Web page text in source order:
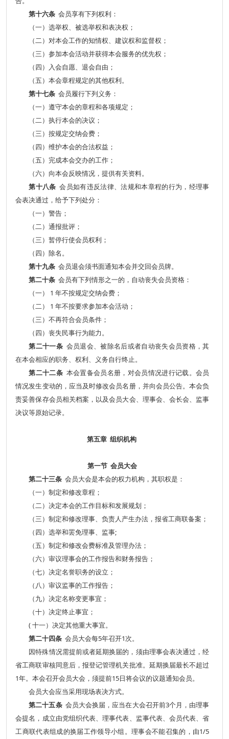
第十六条 会员享有下列权利：
（一）选举权、被选举权和表决权；
（二）对本会工作的知情权、建议权和监督权；
（三）参加本会活动并获得本会服务的优先权；
（四）入会自愿、退会自由；
（五）本会章程规定的其他权利。
第十七条 会员履行下列义务：
（一）遵守本会的章程和各项规定；
（二）执行本会的决议；
（三）按规定交纳会费；
（四）维护本会的合法权益；
（五）完成本会交办的工作；
（六）向本会反映情况，提供有关资料。
第十八条 会员如有违反法律、法规和本章程的行为，经理事
会表决通过，给予下列处分：
（一）警告；
（二）通报批评；
（三）暂停行使会员权利；
（四）除名。
第十九条 会员退会须书面通知本会并交回会员牌。
第二十条 会员有下列情形之一的，自动丧失会员资格：
（一） 1 年不按规定交纳会费；
（二） 1 年不按要求参加本会活动；
（三）不再符合会员条件；
（四）丧失民事行为能力。
第二十一条会员退会、被除名后或者自动丧失会员资格，其
在本会相应的职务、权利、义务自行终止。
第二十二条本会置备会员名册，对会员情况进行记载。会员
情况发生变动的，应当及时修改会员名册，并向会员公告。本会负
责妥善保存会员相关档案，以及会员大会、理事会、会长会、监事
决议等原始记录。
第五章 组织机构
第一节 会员大会
第二十三条 会员大会是本会的权力机构，其职权是：
（一）制定和修改章程；
（二）决定本会的工作目标和发展规划；
（三）制定和修改理事、负责人产生办法，报省工商联备案；
（四）选举和罢免理事、监事;
（五）制定和修改会费标准及管理办法；
（六）审议理事会的工作报告和财务报告；
（七）决定名誉职务的设立；
（八）审议监事的工作报告；
（九）决定名称变更事宜；
（十）决定终止事宜；
( 十一）决定其他重大事宜。
第二十四条 会员大会每5年召开1次。
因特殊情况需提前或者延期换届的，须由理事会表决通过，经
省工商联审核同意后，报登记管理机关批准。延期换届最长不超过
1年。本会召开会员大会，须提前15日将会议的议题通知会员。
会员大会应当采用现场表决方式。
第二十五条会员大会换届，应当在大会召开前3个月，由理事
会提名，成立由党组织代表、理事代表、监事代表、会员代表、省
工商联代表组成的换届工作领导小组。理事会不能召集的，由1/5